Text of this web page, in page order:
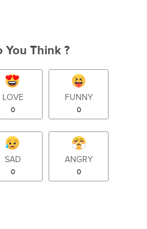
You Think ?
LOVE
0
FUNNY
0
SAD
0
ANGRY
0